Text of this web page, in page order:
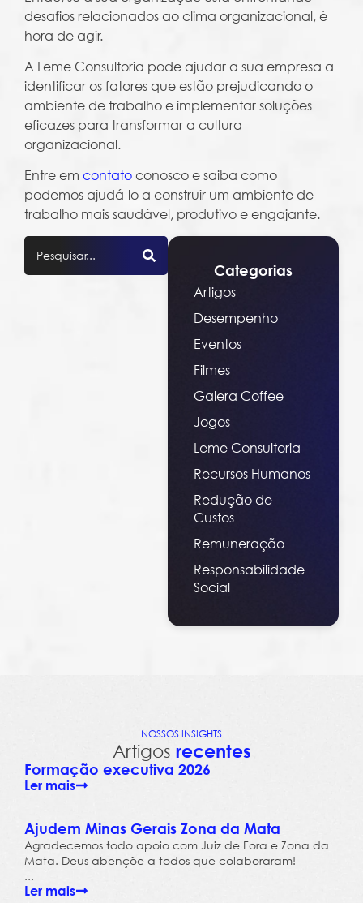
desafios relacionados ao clima organizacional, é
hora de agir.
A Leme Consultoria pode ajudar a sua empresa a
identificar os fatores que estão prejudicando o
ambiente de trabalho e implementar soluções
eficazes para transformar a cultura
organizacional.
Entre em contatoconosco e saiba como
podemos ajudá-lo a construir um ambiente de
trabalho mais saudável, produtivo e engajante.
Categorias
Artigos
Desempenho
Eventos
Filmes
Galera Coffee
Jogos
Leme Consultoria
Recursos Humanos
Redução de
Custos
Remuneração
Responsabilidade
Social
NOSSOS INSIGHTS
Artigos recentes
Formação executiva 2026
Ler mais
Ajudem Minas Gerais Zona da Mata
Agradecemos todo apoio com Juiz de Fora e Zona da
Mata. Deus abençõe a todos que colaboraram!
...
Ler mais